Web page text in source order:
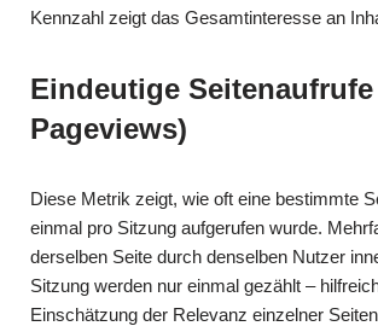
Kennzahl zeigt das Gesamtinteresse an
Eindeutige
Pageviews)
Diese Metrik zeigt, wie oft eine bestimmte
einmal pro Sitzung aufgerufen wurde.
derselben Seite durch denselben Nutzer
Sitzung werden nur einmal gezählt –
Einschätzung der Relevanz einzelner